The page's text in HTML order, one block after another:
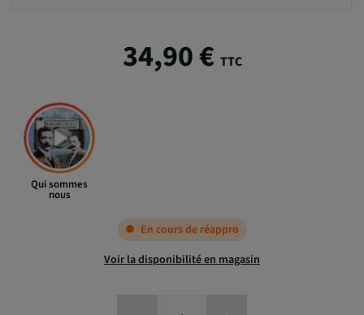
34,90 € TTC
Qui sommes
nous
En cours de réappro
Voir la disponibilité en magasin